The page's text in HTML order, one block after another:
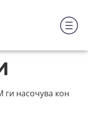
ги насочува кон